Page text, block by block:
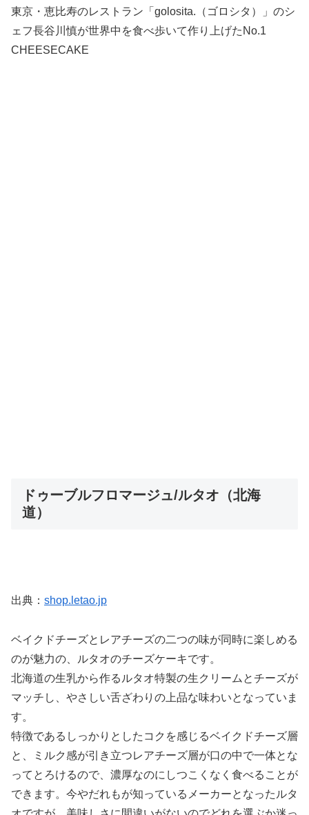
東京・恵比寿のレストラン「golosita.（ゴロシタ）」のシ
ェフ長谷川慎が世界中を食べ歩いて作り上げたNo.1
CHEESECAKE
ドゥーブルフロマージュ/ルタオ（北海
道）
出典： shop.letao.jp
ベイクドチーズとレアチーズの二つの味が同時に楽しめる
のが魅力の、ルタオのチーズケーキです。
北海道の生乳から作るルタオ特製の生クリームとチーズが
マッチし、やさしい舌ざわりの上品な味わいとなっていま
す。
特徴であるしっかりとしたコクを感じるベイクドチーズ層
と、ミルク感が引き立つレアチーズ層が口の中で一体とな
ってとろけるので、濃厚なのにしつこくなく食べることが
できます。今やだれもが知っているメーカーとなったルタ